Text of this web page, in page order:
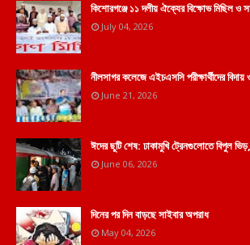
কিশোরগঞ্জে ১১ দলীয় ঐক্যের বিক্ষোভ মিছিল ও
July 04, 2026
নীলসাগর কলেজে এইচএসসি পরীক্ষার্থীদের বিদায়
June 21, 2026
ঈদের ছুটি শেষ: ঢাকামুখি ট্রেনগুলোতে বিপুল
June 06, 2026
দিনের পর দিন বাড়ছে সাইবার অপরাধ
May 04, 2026